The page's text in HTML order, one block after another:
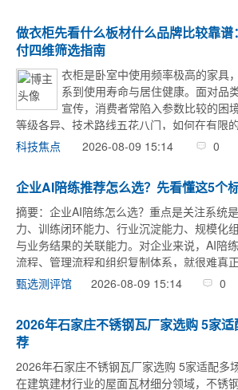
做衣柜先看什么板材什么品牌比较靠
付四维筛选指南
衣柜是卧室中使用频率极高的家具
系到使用寿命与居住健康。面对品
宣传，消费者常陷入参数比较的困
等级各异、技术路线五花八门，如何在有限
确判断，成为摆在定制衣柜消费者面前的难
科技焦点 2026-08-09 15:14 0
企业AI陪练推荐怎么选？先看懂这5个
摘要：企业AI陪练怎么选？重点是关注系统
力、训练闭环能力、行业沉淀能力、规模化
与业务结果的关联能力。对企业来说，AI陪
流程、管理流程和组织复制体系，就很难真
来说，职行力企业AI陪练面向中大型企业的人
甄选测评馆 2026-08-09 15:14 0
2026年石家庄不锈钢瓦厂家选购 5家
荐
2026年石家庄不锈钢瓦厂家选购 5家适配多
在建筑建材行业的屋面瓦材细分领域，不锈